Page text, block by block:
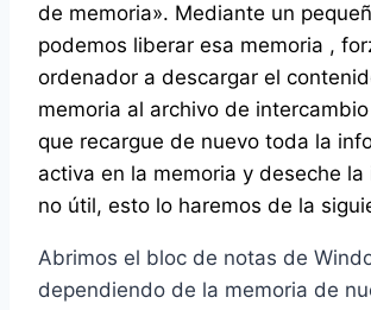
de memoria». Mediante un
podemos liberar esa memoria ,
ordenador a descargar el
memoria al archivo de
que recargue de nuevo toda la
activa en la memoria y deseche la
no útil, esto lo haremos de la
Abrimos el bloc de notas de
dependiendo de la memoria de